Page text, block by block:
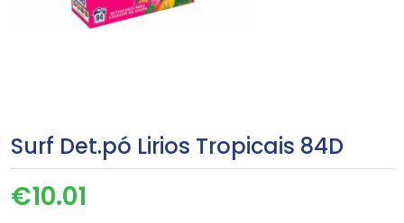
Surf Det.pó Lirios Tropicais 84D
€10.01